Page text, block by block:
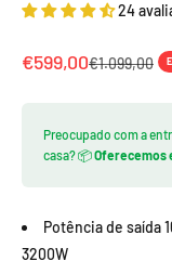
24
Preço
€599,00Preço
€1.099,00
Preocupado com a
casa? 📦Oferecemos
Potência de saída
3200W